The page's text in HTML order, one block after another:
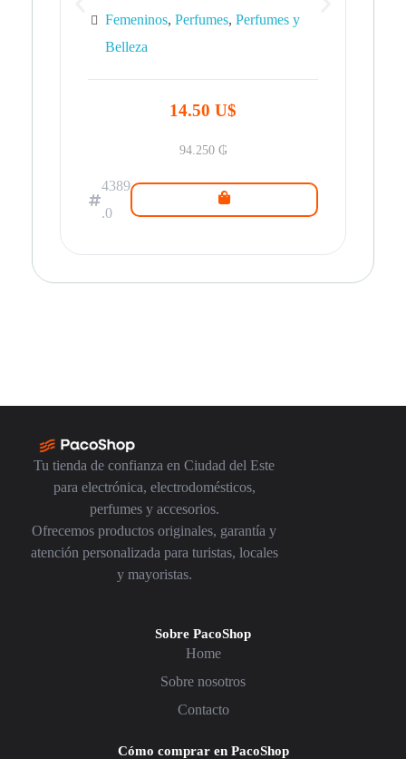
Femeninos, Perfumes, Perfumes y
Belleza
14.50 U$
94.250 ₲
4389
.0
Tu tienda de confianza en Ciudad del Este
para electrónica, electrodomésticos,
perfumes y accesorios.
Ofrecemos productos originales, garantía y
atención personalizada para turistas, locales
y mayoristas.
Sobre PacoShop
Home
Sobre nosotros
Contacto
Cómo comprar en PacoShop